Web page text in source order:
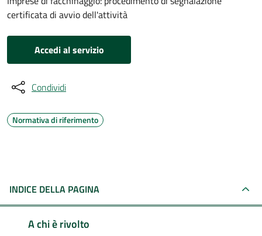
certificata di avvio dell'attività
Accedi al servizio
Condividi
Normativa di riferimento
INDICE DELLA PAGINA
A chi è rivolto